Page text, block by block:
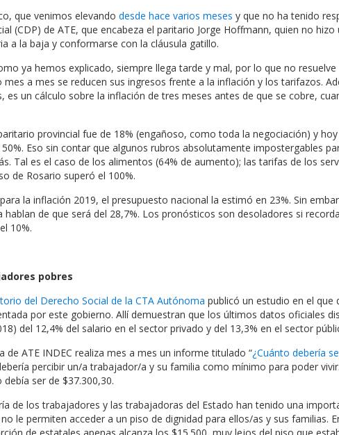
que venimos elevando desde hace varios meses y que no ha tenido
(CDP) de ATE, que encabeza el paritario Jorge Hoffmann, quien no
a la baja y conformarse con la cláusula gatillo.
ya hemos explicado, siempre llega tarde y mal, por lo que no
a mes se reducen sus ingresos frente a la inflación y los tarifazos.
es un cálculo sobre la inflación de tres meses antes de que se cobre,
provincial fue de 18% (engañoso, como toda la negociación) y
Eso sin contar que algunos rubros absolutamente impostergables
Tal es el caso de los alimentos (64% de aumento); las tarifas de los
de Rosario superó el 100%.
la inflación 2019, el presupuesto nacional la estimó en 23%. Sin
hablan de que será del 28,7%. Los pronósticos son desoladores si
10%.
pobres
del Derecho Social de la CTA Autónoma publicó un estudio en el que
por este gobierno. Allí demuestran que los últimos datos oficiales
del 12,4% del salario en el sector privado y del 13,3% en el sector
de ATE INDEC realiza mes a mes un informe titulado “¿Cuánto debería
percibir un/a trabajador/a y su familia como mínimo para poder
ser de $37.300,30.
de los trabajadores y las trabajadoras del Estado han tenido una
le permiten acceder a un piso de dignidad para ellos/as y sus familias.